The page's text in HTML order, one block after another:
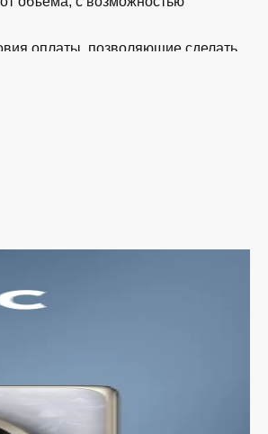
оплаты, позволяющие сделать
реального времени.
и соответствуют итоговой
заказы по всему ассортименту